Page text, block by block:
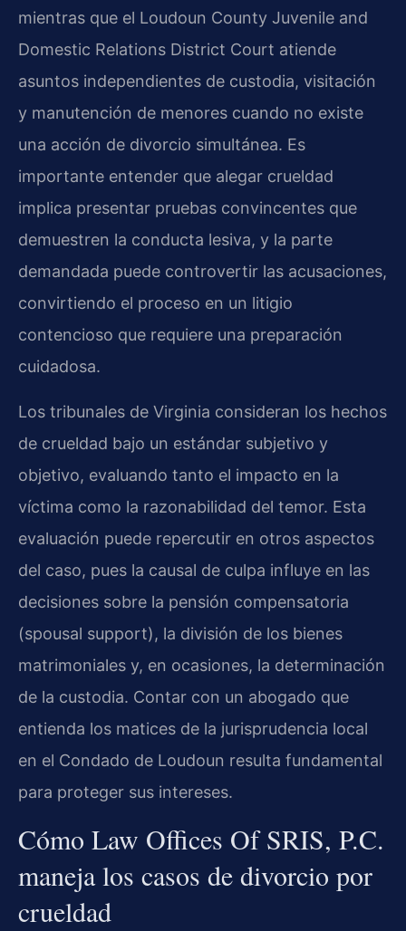
mientras que el Loudoun County Juvenile and
Domestic Relations District Court atiende
asuntos independientes de custodia, visitación
y manutención de menores cuando no existe
una acción de divorcio simultánea. Es
importante entender que alegar crueldad
implica presentar pruebas convincentes que
demuestren la conducta lesiva, y la parte
demandada puede controvertir las acusaciones,
convirtiendo el proceso en un litigio
contencioso que requiere una preparación
cuidadosa.
Los tribunales de Virginia consideran los hechos
de crueldad bajo un estándar subjetivo y
objetivo, evaluando tanto el impacto en la
víctima como la razonabilidad del temor. Esta
evaluación puede repercutir en otros aspectos
del caso, pues la causal de culpa influye en las
decisiones sobre la pensión compensatoria
(spousal support), la división de los bienes
matrimoniales y, en ocasiones, la determinación
de la custodia. Contar con un abogado que
entienda los matices de la jurisprudencia local
en el Condado de Loudoun resulta fundamental
para proteger sus intereses.
Cómo Law Offices Of SRIS, P.C.
maneja los casos de divorcio por
crueldad